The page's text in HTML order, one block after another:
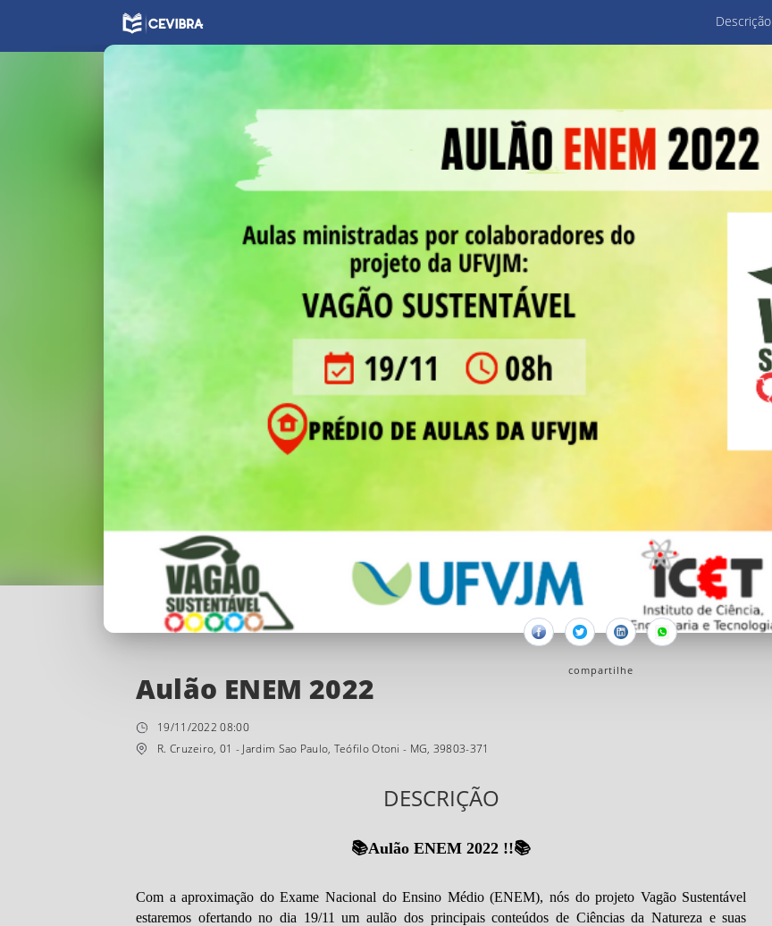
Descrição
FacebookTwitterLinkedinWhatsapp
compartilhe
Aulão ENEM 2022
19/11/2022 08:00
R. Cruzeiro, 01 - Jardim Sao Paulo, Teófilo Otoni - MG, 39803-371
DESCRIÇÃO
📚Aulão ENEM 2022 !!📚
Com a aproximação do Exame Nacional do Ensino Médio (ENEM), nós do projeto Vagão Sustentável
estaremos ofertando no dia 19/11 um aulão dos principais conteúdos de Ciências da Natureza e suas